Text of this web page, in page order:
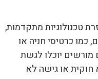
טכנולוגיות מתקדמות,
כמו כרטיסי חניה או
יוכלו לגשת
חוקית או גישה לא